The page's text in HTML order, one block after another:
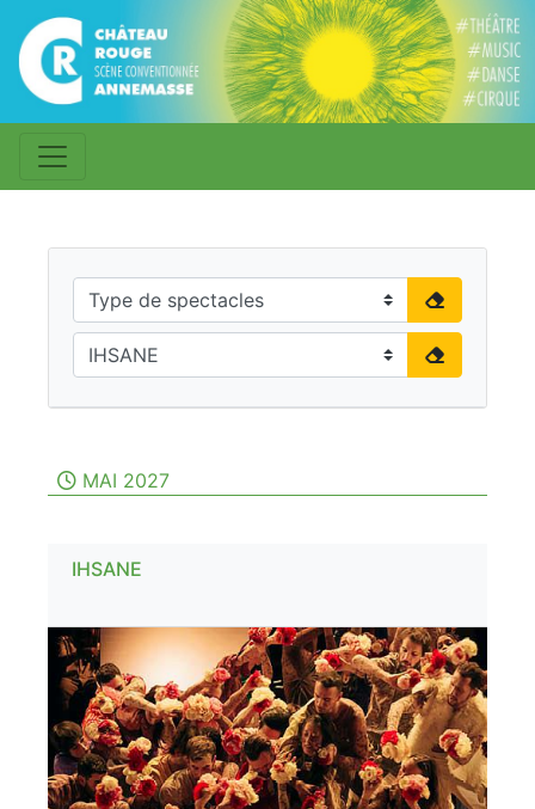
MAI 2027
IHSANE